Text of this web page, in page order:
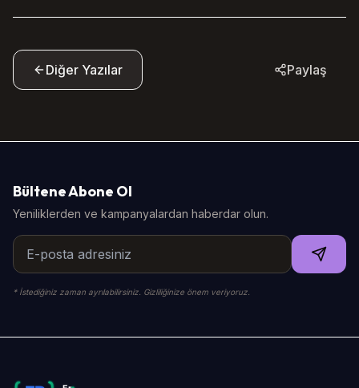
Diğer Yazılar Paylaş
Bültene Abone Ol
Yeniliklerden ve kampanyalardan haberdar olun.
* İstediğiniz zaman ayrılabilirsiniz. Gizliliğinize önem veriyoruz.